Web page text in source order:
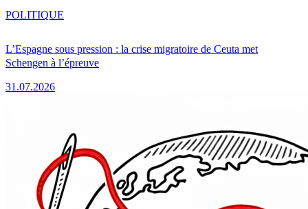
L’Espagne sous pression : la crise migratoire de Ceuta met
Schengen à l’épreuve
31.07.2026
POLITIQUE